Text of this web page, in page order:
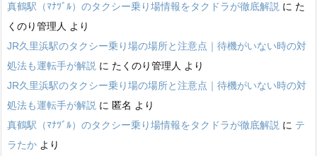
真鶴駅（ﾏﾅﾂﾞﾙ）のタクシー乗り場情報をタクドラが徹底解説 に た
くのり管理人 より
JR久里浜駅のタクシー乗り場の場所と注意点｜待機がいない時の対
処法も運転手が解説 に たくのり管理人 より
JR久里浜駅のタクシー乗り場の場所と注意点｜待機がいない時の対
処法も運転手が解説 に 匿名 より
真鶴駅（ﾏﾅﾂﾞﾙ）のタクシー乗り場情報をタクドラが徹底解説 に テ
ラたか より